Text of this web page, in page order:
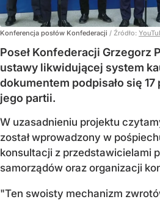
Konferencja posłów Konfederacji / Źródło:
Poseł Konfederacji Grzegorz
ustawy likwidującej system
dokumentem podpisało się
jego partii.
W uzasadnieniu projektu
został wprowadzony w
konsultacji z przedstawicielami
samorządów oraz organizacji
"Ten swoisty mechanizm